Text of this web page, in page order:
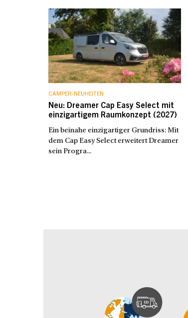
CAMPER-NEUHEITEN
Neu: Dreamer Cap Easy Select mit
einzigartigem Raumkonzept (2027)
Ein beinahe einzigartiger Grundriss: Mit
dem Cap Easy Select erweitert Dreamer
sein Progra...